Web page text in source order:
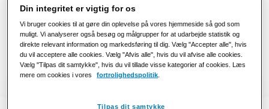
Link til webinar video
Til webinar video
Din integritet er vigtig for os
Vi bruger cookies til at gøre din oplevelse på vores hjemmeside så god som
muligt. Vi analyserer også besøg og målgrupper for at udarbejde statistik og
direkte relevant information og markedsføring til dig. Vælg "Accepter alle", hvis
du vil acceptere alle cookies. Vælg "Afvis alle", hvis du vil afvise alle cookies.
Vælg "Tilpas dit samtykke", hvis du vil tillade visse kategorier af cookies. Læs
mere om cookies i vores
fortrolighedspolitik
Tilpas dit samtykke